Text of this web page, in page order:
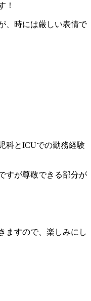
！
、時には厳しい表情で
科とICUでの勤務経験
すが尊敬できる部分が
ますので、楽しみにし